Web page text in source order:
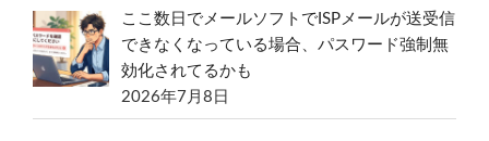
ここ数日でメールソフトでISPメールが送受信
できなくなっている場合、パスワード強制無
効化されてるかも
2026年7月8日